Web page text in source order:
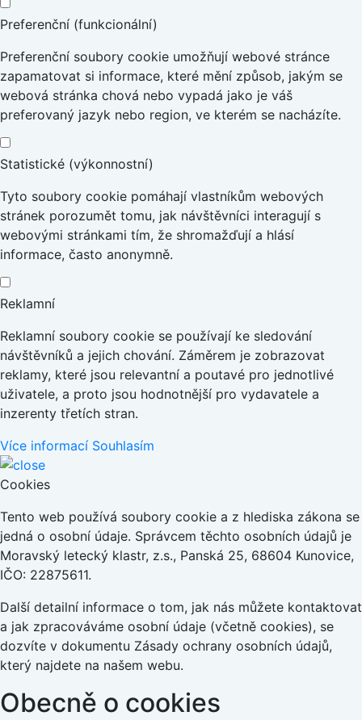
Preferenční (funkcionální)
Preferenční soubory cookie umožňují webové stránce
zapamatovat si informace, které mění způsob, jakým se
webová stránka chová nebo vypadá jako je váš
preferovaný jazyk nebo region, ve kterém se nacházíte.
Statistické (výkonnostní)
Tyto soubory cookie pomáhají vlastníkům webových
stránek porozumět tomu, jak návštěvníci interagují s
webovými stránkami tím, že shromažďují a hlásí
informace, často anonymně.
Reklamní
Reklamní soubory cookie se používají ke sledování
návštěvníků a jejich chování. Záměrem je zobrazovat
reklamy, které jsou relevantní a poutavé pro jednotlivé
uživatele, a proto jsou hodnotnější pro vydavatele a
inzerenty třetích stran.
Více informací Souhlasím
Cookies
Tento web používá soubory cookie a z hlediska zákona se
jedná o osobní údaje. Správcem těchto osobních údajů je
Moravský letecký klastr, z.s., Panská 25, 68604 Kunovice,
IČO: 22875611.
Další detailní informace o tom, jak nás můžete kontaktovat
a jak zpracováváme osobní údaje (včetně cookies), se
dozvíte v dokumentu Zásady ochrany osobních údajů,
který najdete na našem webu.
Obecně o cookies